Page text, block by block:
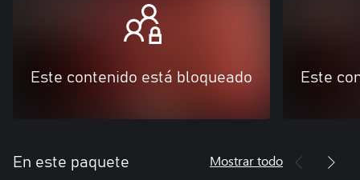
Este contenido está bloqueado Este
En este paquete Mostrar todo